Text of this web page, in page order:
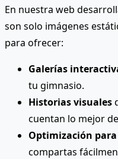
En nuestra web
son solo imágenes
para ofrecer:
Galerías
tu gimnasio.
Historias visuales
cuentan lo mejor
Optimización para
compartas